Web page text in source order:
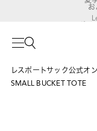
ポイ
レスポートサック公式オ
SMALL BUCKET TOTE